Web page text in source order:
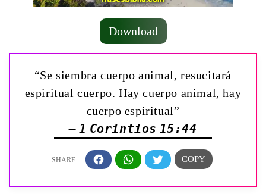
Download
“Se siembra cuerpo animal, resucitará
espiritual cuerpo. Hay cuerpo animal, hay
cuerpo espiritual”
— 1 Corintios 15:44